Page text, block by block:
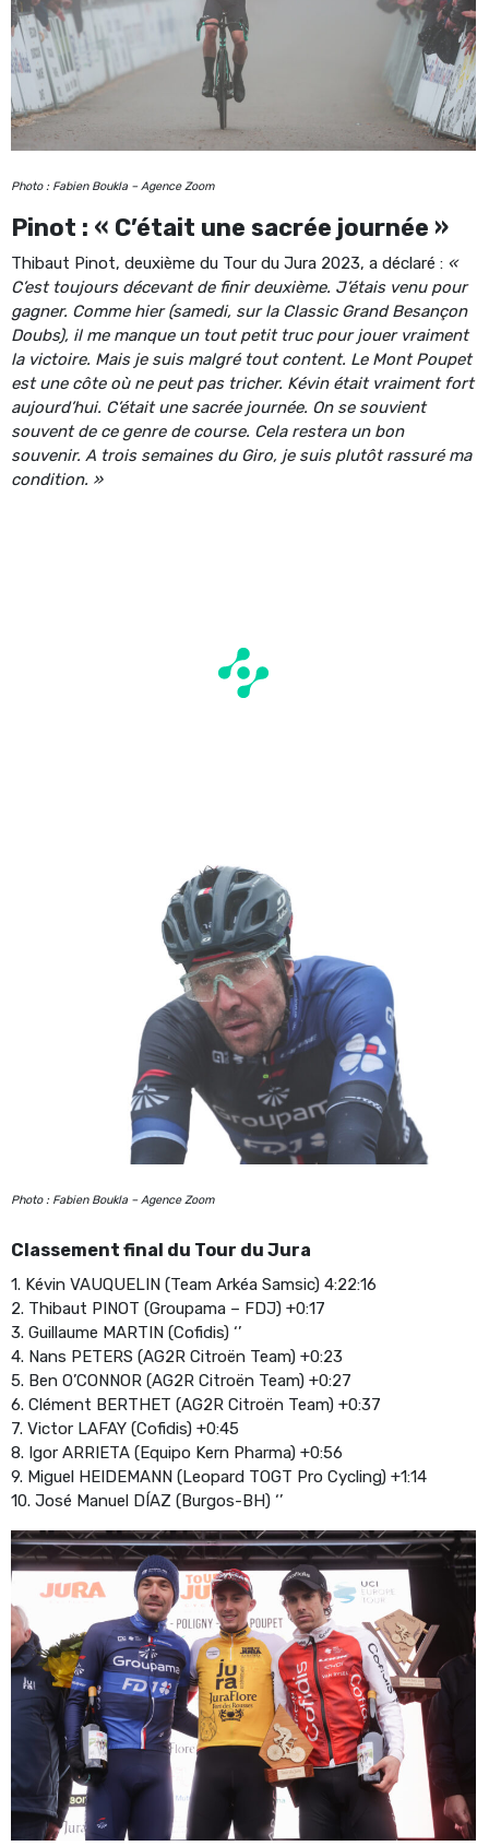
Photo : Fabien Boukla – Agence Zoom
Pinot : « C’était une sacrée journée »
Thibaut Pinot, deuxième du Tour du Jura 2023, a déclaré : «
C’est toujours décevant de finir deuxième. J’étais venu pour
gagner. Comme hier (samedi, sur la Classic Grand Besançon
Doubs), il me manque un tout petit truc pour jouer vraiment
la victoire. Mais je suis malgré tout content. Le Mont Poupet
est une côte où ne peut pas tricher. Kévin était vraiment fort
aujourd’hui. C’était une sacrée journée. On se souvient
souvent de ce genre de course. Cela restera un bon
souvenir. A trois semaines du Giro, je suis plutôt rassuré ma
condition. »
Photo : Fabien Boukla – Agence Zoom
Classement final du Tour du Jura
1. Kévin VAUQUELIN (Team Arkéa Samsic) 4:22:16
2. Thibaut PINOT (Groupama – FDJ) +0:17
3. Guillaume MARTIN (Cofidis) ‘’
4. Nans PETERS (AG2R Citroën Team) +0:23
5. Ben O’CONNOR (AG2R Citroën Team) +0:27
6. Clément BERTHET (AG2R Citroën Team) +0:37
7. Victor LAFAY (Cofidis) +0:45
8. Igor ARRIETA (Equipo Kern Pharma) +0:56
9. Miguel HEIDEMANN (Leopard TOGT Pro Cycling) +1:14
10. José Manuel DÍAZ (Burgos-BH) ‘’